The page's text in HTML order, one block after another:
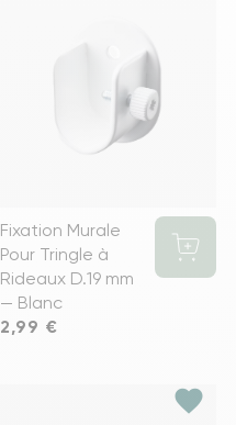
Fixation Murale
Pour Tringle à
Rideaux D.19 mm
— Blanc
Prix
2,99 €
favorite